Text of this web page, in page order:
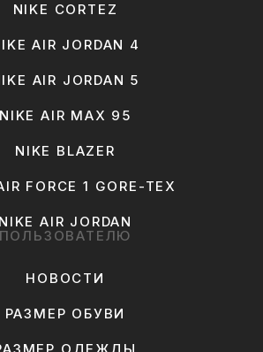
NIKE CORTEZ
AIR JORDAN 4
AIR JORDAN 5
NIKE AIR MAX 95
NIKE BLAZER
FORCE 1 GORE-TEX
NIKE AIR JORDAN
ПОЛЬЗОВАТЕЛЮ
НОВОСТИ
РАЗМЕР ОБУВИ